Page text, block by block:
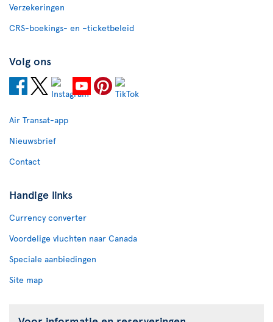
Verzekeringen
CRS-boekings- en –ticketbeleid
Volg ons
Air Transat-app
Nieuwsbrief
Contact
Handige links
Currency converter
Voordelige vluchten naar Canada
Speciale aanbiedingen
Site map